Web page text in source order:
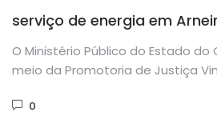
serviço de energia em
para Enel explicar
O Ministério Público do Estado do
meio da Promotoria de Justiça
0